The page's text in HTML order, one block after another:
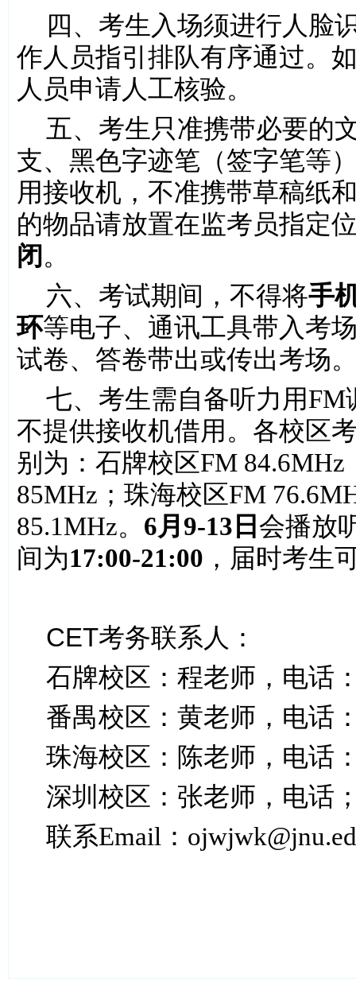
四、考生入场须进行人脸
作人员指引排队有序通过。
人员申请人工核验。
五、考生只准携带必要的
支、黑色字迹笔（签字笔等
用接收机，不准携带草稿纸
的物品请放置在监考员指定
闭 。
六、考试期间，不得将手
环等电子、通讯工具带入考
试卷、答卷带出或传出考场
七、考生需自备听力用FM
不提供接收机借用。各校区
别为：石牌校区FM 84.6MHz
85MHz ；珠海校区FM
85.1MHz。 6月 9-13 日 会播放
间为17:00-21:00 ，届时考生
CET考务联系人：
石牌校区：程老师，电话
番禺校区：黄老师，电话
珠海校区：陈老师，电话
深圳校区：张老师，电话
联系Email ：